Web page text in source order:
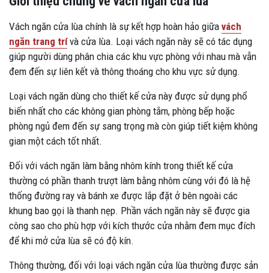
Vách ngăn cửa lùa chính là sự kết hợp hoàn hảo giữa vách
ngăn trang trívà cửa lùa. Loại vách ngăn này sẽ có tác dụng
giúp người dùng phân chia các khu vực phòng với nhau mà vẫn
đem đến sự liên kết và thông thoáng cho khu vực sử dụng.
Loại vách ngăn dùng cho thiết kế cửa này được sử dụng phổ
biến nhất cho các không gian phòng tắm, phòng bếp hoặc
phòng ngủ đem đến sự sang trọng mà còn giúp tiết kiệm không
gian một cách tốt nhất.
Đối với vách ngăn làm bằng nhôm kính trong thiết kế cửa
thường có phần thanh trượt làm bằng nhôm cùng với đó là hệ
thống đường ray và bánh xe được lắp đặt ở bên ngoài các
khung bao gọi là thanh nẹp. Phần vách ngăn này sẽ được gia
công sao cho phù hợp với kích thước cửa nhằm đem mục đích
để khi mở cửa lùa sẽ có độ kín.
Thông thường, đối với loại vách ngăn cửa lùa thường được sản